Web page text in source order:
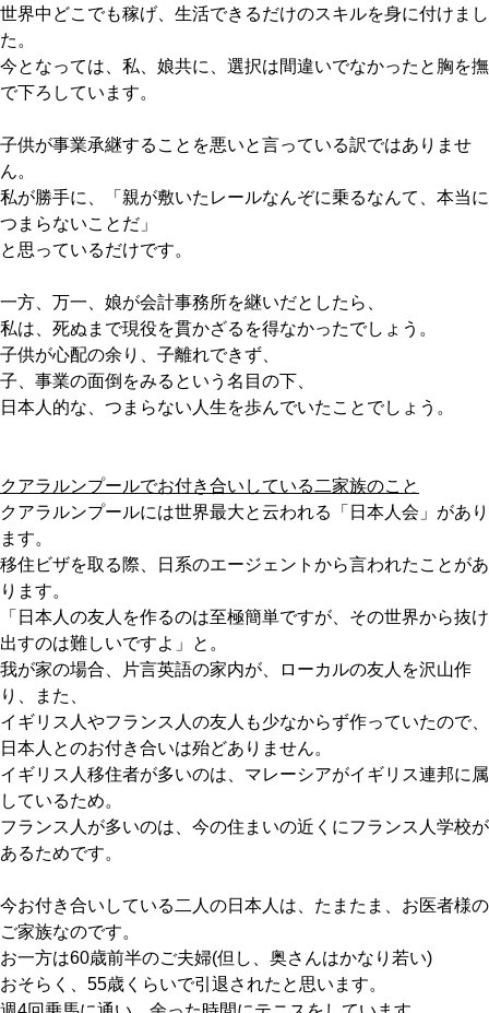
世界中どこでも稼げ、生活できるだけのスキルを身に付けまし
た。
今となっては、私、娘共に、選択は間違いでなかったと胸を撫
で下ろしています。
子供が事業承継することを悪いと言っている訳ではありませ
ん。
私が勝手に、「親が敷いたレールなんぞに乗るなんて、本当に
つまらないことだ」
と思っているだけです。
一方、万一、娘が会計事務所を継いだとしたら、
私は、死ぬまで現役を貫かざるを得なかったでしょう。
子供が心配の余り、子離れできず、
子、事業の面倒をみるという名目の下、
日本人的な、つまらない人生を歩んでいたことでしょう。
クアラルンプールでお付き合いしている二家族のこと
クアラルンプールには世界最大と云われる「日本人会」があり
ます。
移住ビザを取る際、日系のエージェントから言われたことがあ
ります。
「日本人の友人を作るのは至極簡単ですが、その世界から抜け
出すのは難しいですよ」と。
我が家の場合、片言英語の家内が、ローカルの友人を沢山作
り、また、
イギリス人やフランス人の友人も少なからず作っていたので、
日本人とのお付き合いは殆どありません。
イギリス人移住者が多いのは、マレーシアがイギリス連邦に属
しているため。
フランス人が多いのは、今の住まいの近くにフランス人学校が
あるためです。
今お付き合いしている二人の日本人は、たまたま、お医者様の
ご家族なのです。
お一方は60歳前半のご夫婦(但し、奥さんはかなり若い)
おそらく、55歳くらいで引退されたと思います。